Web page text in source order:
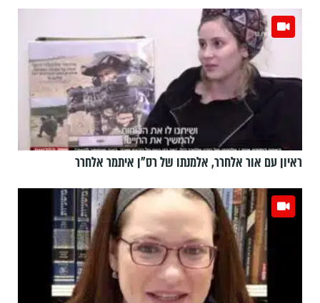
ראיון עם אור אלחרר, אלמנתו של רס"ן איתמר אלחרר